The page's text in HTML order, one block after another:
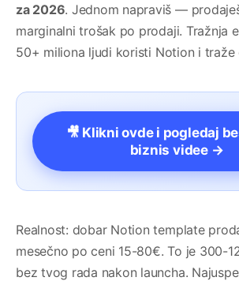
za 2026. Jednom napraviš —
marginalni trošak po prodaji. Tražnja
50+ miliona ljudi koristi Notion i traže
🎥 Klikni ovde i pogledaj
biznis videe →
Realnost: dobar Notion template
mesečno po ceni 15-80€. To je 300-
bez tvog rada nakon launcha.